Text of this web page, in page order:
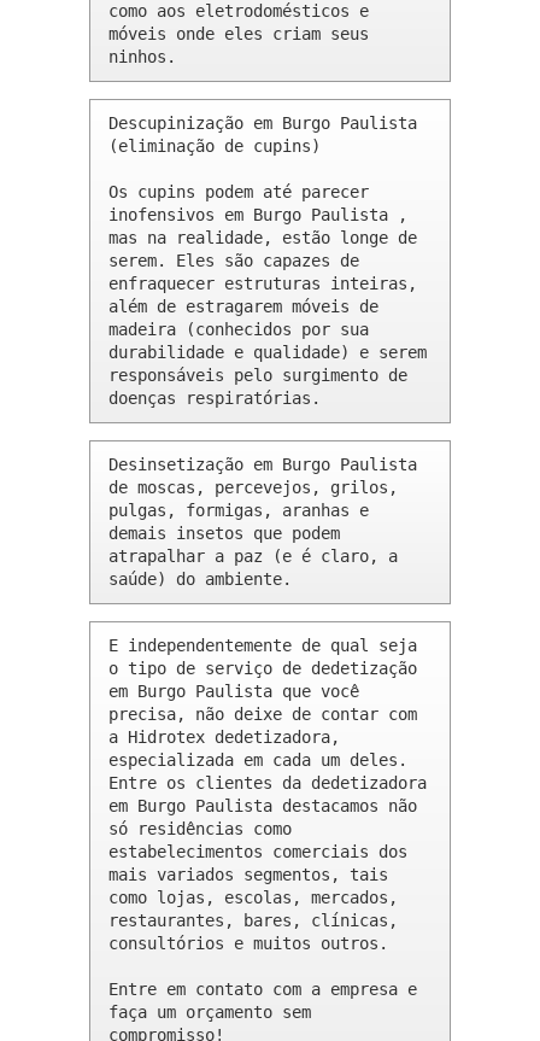
como aos eletrodomésticos e
móveis onde eles criam seus
ninhos.
Descupinização em Burgo Paulista
(eliminação de cupins)
Os cupins podem até parecer
inofensivos em Burgo Paulista ,
mas na realidade, estão longe de
serem. Eles são capazes de
enfraquecer estruturas inteiras,
além de estragarem móveis de
madeira (conhecidos por sua
durabilidade e qualidade) e serem
responsáveis pelo surgimento de
doenças respiratórias.
Desinsetização em Burgo Paulista
de moscas, percevejos, grilos,
pulgas, formigas, aranhas e
demais insetos que podem
atrapalhar a paz (e é claro, a
saúde) do ambiente.
E independentemente de qual seja
o tipo de serviço de dedetização
em Burgo Paulista que você
precisa, não deixe de contar com
a Hidrotex dedetizadora,
especializada em cada um deles.
Entre os clientes da dedetizadora
em Burgo Paulista destacamos não
só residências como
estabelecimentos comerciais dos
mais variados segmentos, tais
como lojas, escolas, mercados,
restaurantes, bares, clínicas,
consultórios e muitos outros.
Entre em contato com a empresa e
faça um orçamento sem
compromisso!